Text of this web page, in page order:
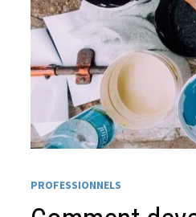
PROFESSIONNELS